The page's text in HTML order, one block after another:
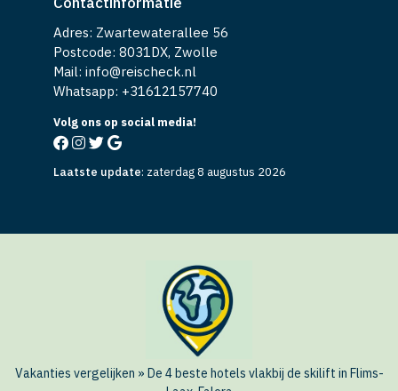
Adres: Zwartewaterallee 56
Postcode: 8031DX, Zwolle
Mail: info@reischeck.nl
Whatsapp: +31612157740
Volg ons op social media!
Laatste update: zaterdag 8 augustus 2026
Vakanties vergelijken » De 4 beste hotels vlakbij de skilift in Flims-